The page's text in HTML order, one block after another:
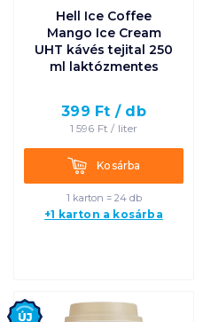
Hell Ice Coffee
Mango Ice Cream
UHT kávés tejital 250
ml laktózmentes
399 Ft / db
1 596 Ft / liter
KosárbaKosárba
1 karton = 24 db
+1 karton a kosárba
Új